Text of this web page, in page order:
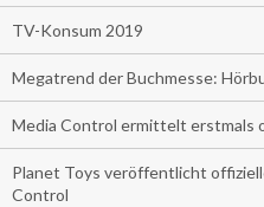
TV-Konsum 2019
Megatrend der Buchmesse:
Media Control ermittelt erstmals
Planet Toys veröffentlicht
Control